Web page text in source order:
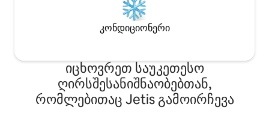
კონდიციონერი
იცხოვრეთ საუკეთესო
ღირსშესანიშნაობებთან,
რომლებითაც Jetis გამოირჩევა